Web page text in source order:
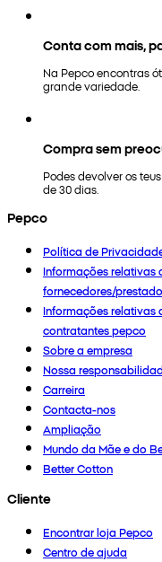
Conta com mais,
Na Pepco encontras
grande variedade.
Compra sem
Podes devolver os
de 30 dias.
Pepco
Política de
Informações relativas
fornecedores/
Informações relativas
contratantes pepco
Sobre a empresa
Nossa
Carreira
Contacta-nos
Ampliação
Mundo da Mãe e do
Better Cotton
Cliente
Encontrar loja Pepco
Centro de ajuda